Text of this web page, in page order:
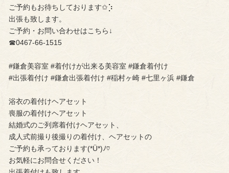
ご予約もお待ちしております✩︎⡱
出張も致します。
ご予約・お問い合わせはこちら↓
☎︎0467-66-1515
#鎌倉美容室 #着付けが出来る美容室 #鎌倉着付け
#出張着付け #鎌倉出張着付け #稲村ヶ崎 #七里ヶ浜 #鎌倉
浴衣の着付けヘアセット
喪服の着付けヘアセット
結婚式のご列席着付けヘアセット、
成人式前撮り後撮りの着付け、ヘアセットの
ご予約も承っております(*Ü*)ﾉ♡
お気軽にお問合せください！